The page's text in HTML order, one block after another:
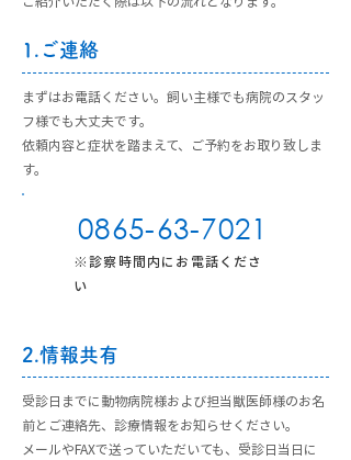
1.ご連絡
まずはお電話ください。飼い主様でも病院のスタッ
フ様でも大丈夫です。
依頼内容と症状を踏まえて、ご予約をお取り致しま
す。
0865-63-7021
※診察時間内にお電話くださ
い
2.情報共有
受診日までに動物病院様および担当獣医師様のお名
前とご連絡先、診療情報をお知らせください。
メールやFAXで送っていただいても、受診日当日に